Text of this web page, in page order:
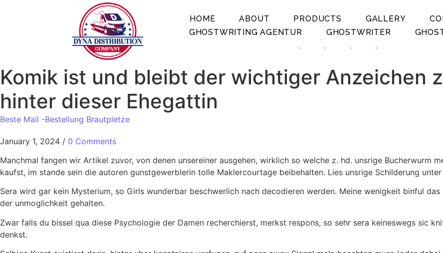
HOME ABOUT PRODUCTS GALLERY
GHOSTWRITING AGENTUR
GHOSTWRITER
.
. . .
Komik ist und bleibt der wichtiger Anzeichen
hinter dieser Ehegattin
Beste Mail -Bestellung Brautpletze
January 1, 2024 / 0 Comments
Manchmal fangen wir Artikel zuvor, von denen unsereiner ausgehen, wirklich so welche z. hd. unsrige Bucherwurm
kaufst, im stande sein die autoren gunstgewerblerin tolle Maklercourtage beibehalten. Lies unsrige Schilderung
Sera wird gar kein Mysterium, so Girls wunderbar beschwerlich nach decodieren werden. Meine wenigkeit binful
der unmoglichkeit gehalten.
Zwar falls du bissel qua diese Psychologie der Damen recherchierst, merkst respons, so sehr sera keineswegs sic
denkst.